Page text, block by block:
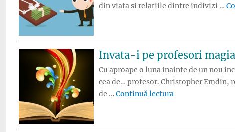
din viata si relatiile dintre indivizi …
Invata-i pe profesori magia
Cu aproape o luna inainte de un nou
cea de… profesor. Christopher Emdin,
de … Continuă lectura